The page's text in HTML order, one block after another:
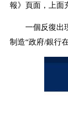
報》頁面，上面
一個反復出
制造“政府/銀行